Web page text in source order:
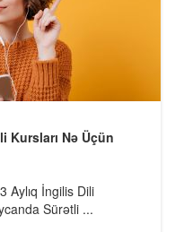
Kursları Nə Üçün
Aylıq İngilis Dili
Sürətli ...